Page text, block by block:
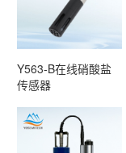
Y563-B在线硝酸盐
传感器